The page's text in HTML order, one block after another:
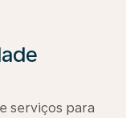
serviços para